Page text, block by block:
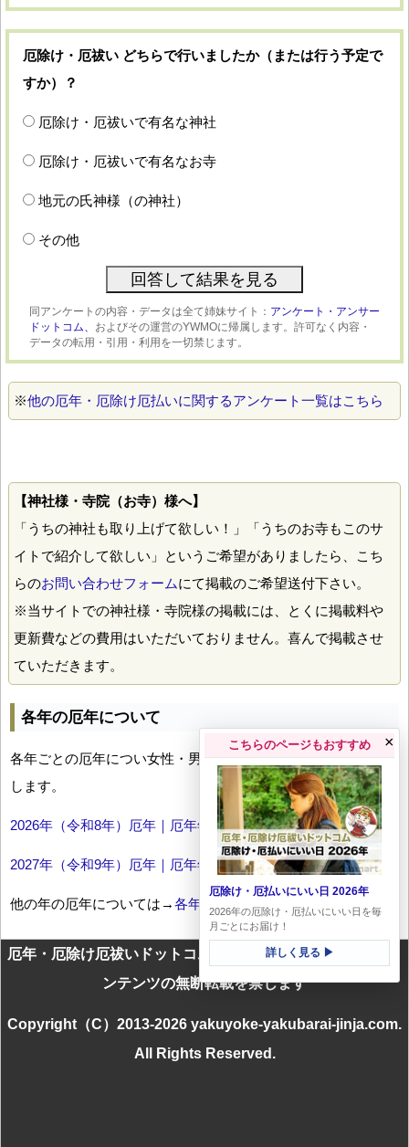
厄除け・厄祓い どちらで行いましたか（または行う予定で
すか）？
厄除け・厄祓いで有名な神社
厄除け・厄祓いで有名なお寺
地元の氏神様（の神社）
その他
同アンケートの内容・データは全て姉妹サイト： アンケート・アンサー
ドットコム、 およびその運営のYWMOに帰属します。許可なく内容・
データの転用・引用・利用を一切禁じます。
※他の厄年・厄除け厄払いに関するアンケート一覧はこちら
【神社様・寺院（お寺）様へ】
「うちの神社も取り上げて欲しい！」「うちのお寺もこのサ
イトで紹介して欲しい」というご希望がありましたら、こち
らのお問い合わせフォームにて掲載のご希望送付下さい。
※当サイトでの神社様・寺院様の掲載には、とくに掲載料や
更新費などの費用はいただいておりません。喜んで掲載させ
ていただきます。
各年の厄年について
各年ごとの厄年につい女性・男性の年齢早見表とともにお伝え
します。
2026年（令和8年）厄年｜厄年年齢早見表
2027年（令和9年）厄年｜厄年年齢早見表
他の年の厄年については→各年厄年一覧
厄年・厄除け厄祓いドットコムに掲載のテキスト・画像等コ
ンテンツの無断転載を禁じます
Copyright（C）2013-2026 yakuyoke-yakubarai-jinja.com.
All Rights Reserved.
こちらのページもおすすめ
厄除け・厄払いにいい日 2026年
2026年の厄除け・厄払いにいい日を毎
月ごとにお届け！
詳しく見る ▶
×